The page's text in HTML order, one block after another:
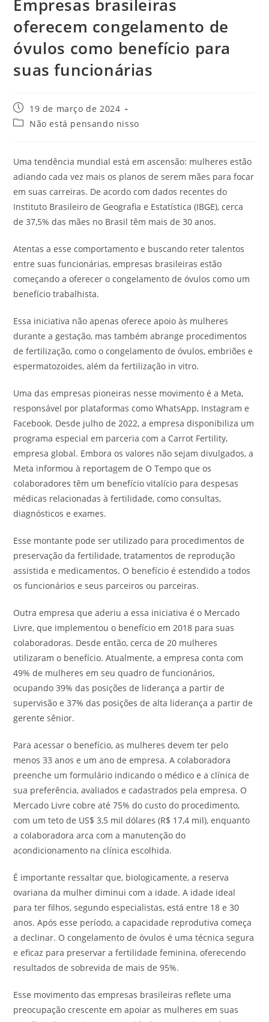
Empresas brasileiras
oferecem congelamento de
óvulos como benefício para
suas funcionárias
19 de março de 2024
Não está pensando nisso
Uma tendência mundial está em ascensão: mulheres estão
adiando cada vez mais os planos de serem mães para focar
em suas carreiras. De acordo com dados recentes do
Instituto Brasileiro de Geografia e Estatística (IBGE), cerca
de 37,5% das mães no Brasil têm mais de 30 anos.
Atentas a esse comportamento e buscando reter talentos
entre suas funcionárias, empresas brasileiras estão
começando a oferecer o congelamento de óvulos como um
benefício trabalhista.
Essa iniciativa não apenas oferece apoio às mulheres
durante a gestação, mas também abrange procedimentos
de fertilização, como o congelamento de óvulos, embriões e
espermatozoides, além da fertilização in vitro.
Uma das empresas pioneiras nesse movimento é a Meta,
responsável por plataformas como WhatsApp, Instagram e
Facebook. Desde julho de 2022, a empresa disponibiliza um
programa especial em parceria com a Carrot Fertility,
empresa global. Embora os valores não sejam divulgados, a
Meta informou à reportagem de O Tempo que os
colaboradores têm um benefício vitalício para despesas
médicas relacionadas à fertilidade, como consultas,
diagnósticos e exames.
Esse montante pode ser utilizado para procedimentos de
preservação da fertilidade, tratamentos de reprodução
assistida e medicamentos. O benefício é estendido a todos
os funcionários e seus parceiros ou parceiras.
Outra empresa que aderiu a essa iniciativa é o Mercado
Livre, que implementou o benefício em 2018 para suas
colaboradoras. Desde então, cerca de 20 mulheres
utilizaram o benefício. Atualmente, a empresa conta com
49% de mulheres em seu quadro de funcionários,
ocupando 39% das posições de liderança a partir de
supervisão e 37% das posições de alta liderança a partir de
gerente sênior.
Para acessar o benefício, as mulheres devem ter pelo
menos 33 anos e um ano de empresa. A colaboradora
preenche um formulário indicando o médico e a clínica de
sua preferência, avaliados e cadastrados pela empresa. O
Mercado Livre cobre até 75% do custo do procedimento,
com um teto de US$ 3,5 mil dólares (R$ 17,4 mil), enquanto
a colaboradora arca com a manutenção do
acondicionamento na clínica escolhida.
É importante ressaltar que, biologicamente, a reserva
ovariana da mulher diminui com a idade. A idade ideal
para ter filhos, segundo especialistas, está entre 18 e 30
anos. Após esse período, a capacidade reprodutiva começa
a declinar. O congelamento de óvulos é uma técnica segura
e eficaz para preservar a fertilidade feminina, oferecendo
resultados de sobrevida de mais de 95%.
Esse movimento das empresas brasileiras reflete uma
preocupação crescente em apoiar as mulheres em suas